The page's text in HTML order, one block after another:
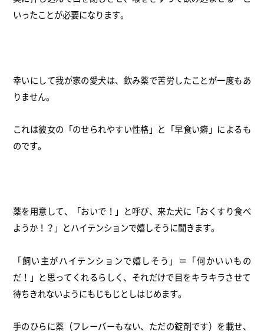
いったことが必要になります。
幸いにして我が家の愛犬は、 飲み薬で苦労したことが一度もあ
りません。
これは彼女の「のせられやすい性格」と「早食い癖」 によるも
のです。
薬を用意して、「おいで！」と呼び、来た犬に「おくすり食べ
ようか！？」 とハイテンションで嬉しそうに聞きます。
「飼い主がハイテンションで嬉しそう」＝「何かいいもの
だ！」 と思ってくれるらしく、 それだけで目をキラキラさせて
待ちきれないようにもじもじとしはじめます。
手のひらに薬（フレーバーもない、ただの錠剤です）を載せ、